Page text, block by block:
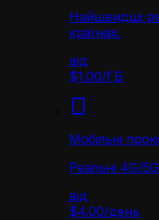
Найшвидші
країнах.
від
$1.00/ГБ
Мобільні
Реальні 4G/
від
$4.00/день